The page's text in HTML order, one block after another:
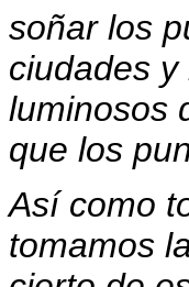
soñar los
ciudades
luminosos
que los
Así como
tomamos